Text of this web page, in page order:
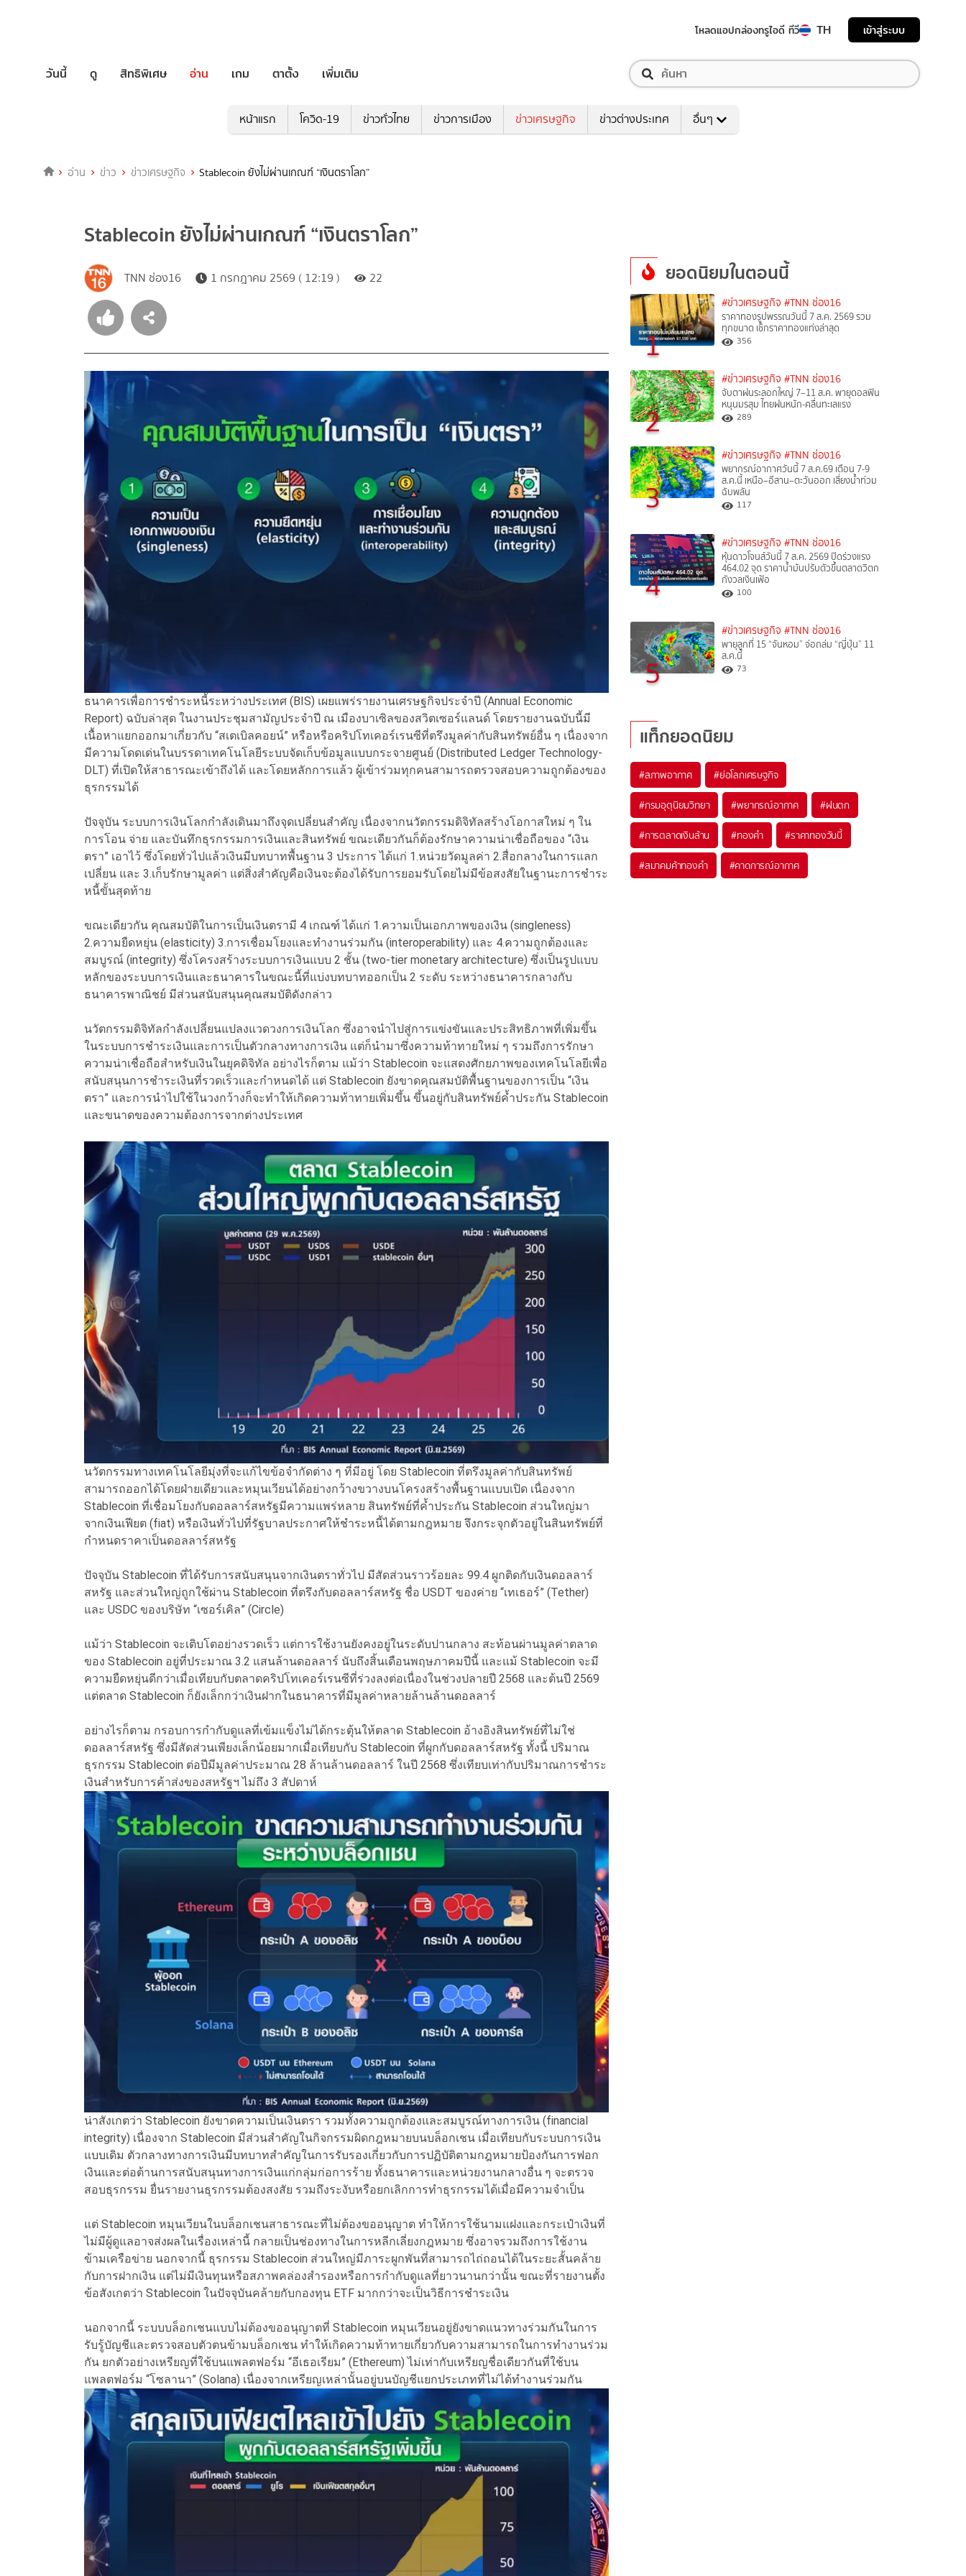
โหลดแอปกล่องทรูไอดี ทีวี TH เข้าสู่ระบบ
วันนี้ ดู สิทธิพิเศษ อ่าน เกม ตาตั้ง เพิ่มเติม
หน้าแรก โควิด-19 ข่าวทั่วไทย ข่าวการเมือง ข่าวเศรษฐกิจ ข่าวต่างประเทศ อื่นๆ
อ่าน ข่าว ข่าวเศรษฐกิจ Stablecoin ยังไม่ผ่านเกณฑ์ “เงินตราโลก”
Stablecoin ยังไม่ผ่านเกณฑ์ “เงินตราโลก”
TNN ช่อง16 1 กรกฎาคม 2569 ( 12:19 ) 22
ธนาคารเพื่อการชำระหนี้ระหว่างประเทศ (BIS) เผยแพร่รายงานเศรษฐกิจประจำปี (Annual Economic
Report) ฉบับล่าสุด ในงานประชุมสามัญประจำปี ณ เมืองบาเซิลของสวิตเซอร์แลนด์ โดยรายงานฉบับนี้มี
เนื้อหาแยกออกมาเกี่ยวกับ “สเตเบิลคอยน์” หรือหรือคริปโทเคอร์เรนซีที่ตรึงมูลค่ากับสินทรัพย์อื่น ๆ เนื่องจาก
มีความโดดเด่นในบรรดาเทคโนโลยีระบบจัดเก็บข้อมูลแบบกระจายศูนย์ (Distributed Ledger Technology-
DLT) ที่เปิดให้สาธารณะเข้าถึงได้ และโดยหลักการแล้ว ผู้เข้าร่วมทุกคนสามารถตรวจสอบความถูกต้องของ
ธุรกรรมได้
ปัจจุบัน ระบบการเงินโลกกำลังเดินมาถึงจุดเปลี่ยนสำคัญ เนื่องจากนวัตกรรมดิจิทัลสร้างโอกาสใหม่ ๆ ใน
การโอน จ่าย และบันทึกธุรกรรมการเงินและสินทรัพย์ ขณะเดียวกันก็ต้องรักษาความน่าเชื่อถือของ “เงิน
ตรา” เอาไว้ ซึ่งโดยทั่วไปแล้วเงินมีบทบาทพื้นฐาน 3 ประการ ได้แก่ 1.หน่วยวัดมูลค่า 2.สื่อกลางในการแลก
เปลี่ยน และ 3.เก็บรักษามูลค่า แต่สิ่งสำคัญคือเงินจะต้องได้รับการยอมรับโดยไม่มีข้อสงสัยในฐานะการชำระ
หนี้ขั้นสุดท้าย
ขณะเดียวกัน คุณสมบัติในการเป็นเงินตรามี 4 เกณฑ์ ได้แก่ 1.ความเป็นเอกภาพของเงิน (singleness)
2.ความยืดหยุ่น (elasticity) 3.การเชื่อมโยงและทำงานร่วมกัน (interoperability) และ 4.ความถูกต้องและ
สมบูรณ์ (integrity) ซึ่งโครงสร้างระบบการเงินแบบ 2 ชั้น (two-tier monetary architecture) ซึ่งเป็นรูปแบบ
หลักของระบบการเงินและธนาคารในขณะนี้ที่แบ่งบทบาทออกเป็น 2 ระดับ ระหว่างธนาคารกลางกับ
ธนาคารพาณิชย์ มีส่วนสนับสนุนคุณสมบัติดังกล่าว
นวัตกรรมดิจิทัลกำลังเปลี่ยนแปลงแวดวงการเงินโลก ซึ่งอาจนำไปสู่การแข่งขันและประสิทธิภาพที่เพิ่มขึ้น
ในระบบการชำระเงินและการเป็นตัวกลางทางการเงิน แต่ก็นำมาซึ่งความท้าทายใหม่ ๆ รวมถึงการรักษา
ความน่าเชื่อถือสำหรับเงินในยุคดิจิทัล อย่างไรก็ตาม แม้ว่า Stablecoin จะแสดงศักยภาพของเทคโนโลยีเพื่อ
สนับสนุนการชำระเงินที่รวดเร็วและกำหนดได้ แต่ Stablecoin ยังขาดคุณสมบัติพื้นฐานของการเป็น “เงิน
ตรา” และการนำไปใช้ในวงกว้างก็จะทำให้เกิดความท้าทายเพิ่มขึ้น ขึ้นอยู่กับสินทรัพย์ค้ำประกัน Stablecoin
และขนาดของความต้องการจากต่างประเทศ
นวัตกรรมทางเทคโนโลยีมุ่งที่จะแก้ไขข้อจำกัดต่าง ๆ ที่มีอยู่ โดย Stablecoin ที่ตรึงมูลค่ากับสินทรัพย์
สามารถออกได้โดยฝ่ายเดียวและหมุนเวียนได้อย่างกว้างขวางบนโครงสร้างพื้นฐานแบบเปิด เนื่องจาก
Stablecoin ที่เชื่อมโยงกับดอลลาร์สหรัฐมีความแพร่หลาย สินทรัพย์ที่ค้ำประกัน Stablecoin ส่วนใหญ่มา
จากเงินเฟียต (fiat) หรือเงินทั่วไปที่รัฐบาลประกาศให้ชำระหนี้ได้ตามกฎหมาย จึงกระจุกตัวอยู่ในสินทรัพย์ที่
กำหนดราคาเป็นดอลลาร์สหรัฐ
ปัจจุบัน Stablecoin ที่ได้รับการสนับสนุนจากเงินตราทั่วไป มีสัดส่วนราวร้อยละ 99.4 ผูกติดกับเงินดอลลาร์
สหรัฐ และส่วนใหญ่ถูกใช้ผ่าน Stablecoin ที่ตรึงกับดอลลาร์สหรัฐ ชื่อ USDT ของค่าย “เทเธอร์” (Tether)
และ USDC ของบริษัท “เซอร์เคิล” (Circle)
แม้ว่า Stablecoin จะเติบโตอย่างรวดเร็ว แต่การใช้งานยังคงอยู่ในระดับปานกลาง สะท้อนผ่านมูลค่าตลาด
ของ Stablecoin อยู่ที่ประมาณ 3.2 แสนล้านดอลลาร์ นับถึงสิ้นเดือนพฤษภาคมปีนี้ และแม้ Stablecoin จะมี
ความยืดหยุ่นดีกว่าเมื่อเทียบกับตลาดคริปโทเคอร์เรนซีที่ร่วงลงต่อเนื่องในช่วงปลายปี 2568 และต้นปี 2569
แต่ตลาด Stablecoin ก็ยังเล็กกว่าเงินฝากในธนาคารที่มีมูลค่าหลายล้านล้านดอลลาร์
อย่างไรก็ตาม กรอบการกำกับดูแลที่เข้มแข็งไม่ได้กระตุ้นให้ตลาด Stablecoin อ้างอิงสินทรัพย์ที่ไม่ใช่
ดอลลาร์สหรัฐ ซึ่งมีสัดส่วนเพียงเล็กน้อยมากเมื่อเทียบกับ Stablecoin ที่ผูกกับดอลลาร์สหรัฐ ทั้งนี้ ปริมาณ
ธุรกรรม Stablecoin ต่อปีมีมูลค่าประมาณ 28 ล้านล้านดอลลาร์ ในปี 2568 ซึ่งเทียบเท่ากับปริมาณการชำระ
เงินสำหรับการค้าส่งของสหรัฐฯ ไม่ถึง 3 สัปดาห์
น่าสังเกตว่า Stablecoin ยังขาดความเป็นเงินตรา รวมทั้งความถูกต้องและสมบูรณ์ทางการเงิน (financial
integrity) เนื่องจาก Stablecoin มีส่วนสำคัญในกิจกรรมผิดกฎหมายบนบล็อกเชน เมื่อเทียบกับระบบการเงิน
แบบเดิม ตัวกลางทางการเงินมีบทบาทสำคัญในการรับรองเกี่ยวกับการปฏิบัติตามกฎหมายป้องกันการฟอก
เงินและต่อต้านการสนับสนุนทางการเงินแก่กลุ่มก่อการร้าย ทั้งธนาคารและหน่วยงานกลางอื่น ๆ จะตรวจ
สอบธุรกรรม ยื่นรายงานธุรกรรมต้องสงสัย รวมถึงระงับหรือยกเลิกการทำธุรกรรมได้เมื่อมีความจำเป็น
แต่ Stablecoin หมุนเวียนในบล็อกเชนสาธารณะที่ไม่ต้องขออนุญาต ทำให้การใช้นามแฝงและกระเป๋าเงินที่
ไม่มีผู้ดูแลอาจส่งผลในเรื่องเหล่านี้ กลายเป็นช่องทางในการหลีกเลี่ยงกฎหมาย ซึ่งอาจรวมถึงการใช้งาน
ข้ามเครือข่าย นอกจากนี้ ธุรกรรม Stablecoin ส่วนใหญ่มีภาระผูกพันที่สามารถไถ่ถอนได้ในระยะสั้นคล้าย
กับการฝากเงิน แต่ไม่มีเงินทุนหรือสภาพคล่องสำรองหรือการกำกับดูแลที่ยาวนานกว่านั้น ขณะที่รายงานตั้ง
ข้อสังเกตว่า Stablecoin ในปัจจุบันคล้ายกับกองทุน ETF มากกว่าจะเป็นวิธีการชำระเงิน
นอกจากนี้ ระบบบล็อกเชนแบบไม่ต้องขออนุญาตที่ Stablecoin หมุนเวียนอยู่ยังขาดแนวทางร่วมกันในการ
รับรู้บัญชีและตรวจสอบตัวตนข้ามบล็อกเชน ทำให้เกิดความท้าทายเกี่ยวกับความสามารถในการทำงานร่วม
กัน ยกตัวอย่างเหรียญที่ใช้บนแพลตฟอร์ม “อีเธอเรียม” (Ethereum) ไม่เท่ากับเหรียญชื่อเดียวกันที่ใช้บน
แพลตฟอร์ม “โซลานา” (Solana) เนื่องจากเหรียญเหล่านั้นอยู่บนบัญชีแยกประเภทที่ไม่ได้ทำงานร่วมกัน
ยอดนิยมในตอนนี้
1
#ข่าวเศรษฐกิจ #TNN ช่อง16
ราคาทองรูปพรรณวันนี้ 7 ส.ค. 2569 รวม
ทุกขนาด เช็กราคาทองแท่งล่าสุด
356
2
#ข่าวเศรษฐกิจ #TNN ช่อง16
จับตาฝนระลอกใหญ่ 7–11 ส.ค. พายุดอลฟิน
หนุนมรสุม ไทยฝนหนัก-คลื่นทะเลแรง
289
3
#ข่าวเศรษฐกิจ #TNN ช่อง16
พยากรณ์อากาศวันนี้ 7 ส.ค.69 เตือน 7-9
ส.ค.นี้ เหนือ–อีสาน–ตะวันออก เสี่ยงน้ำท่วม
ฉับพลัน
117
4
#ข่าวเศรษฐกิจ #TNN ช่อง16
หุ้นดาวโจนส์วันนี้ 7 ส.ค. 2569 ปิดร่วงแรง
464.02 จุด ราคาน้ำมันปรับตัวขึ้นตลาดวิตก
กังวลเงินเฟ้อ
100
5
#ข่าวเศรษฐกิจ #TNN ช่อง16
พายุลูกที่ 15 “จันหอม” จ่อถล่ม “ญี่ปุ่น” 11
ส.ค.นี้
73
แท็กยอดนิยม
#สภาพอากาศ #ย่อโลกเศรษฐกิจ
#กรมอุตุนิยมวิทยา #พยากรณ์อากาศ #ฝนตก
#การตลาดเงินล้าน #ทองคำ #ราคาทองวันนี้
#สมาคมค้าทองคำ #คาดการณ์อากาศ